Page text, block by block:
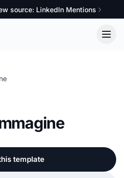
source: LinkedIn Mentions
template